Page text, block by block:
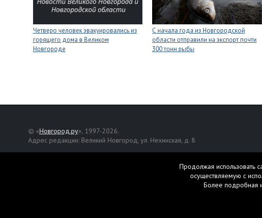
Четверо человек эвакуировались из
горящего дома в Великом
Новгороде
С начала года из Новгородской
области отправили на экспорт почти
300 тонн рыбы
© «Новгород.ру», 1997-2026.
Адрес редакции: Великий Новгород, ул. Нехинская, д. 8
, публикуются на правах рекламы.
Продолжая использовать
осуществляемую с
Более подробная